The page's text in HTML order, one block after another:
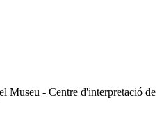
Museu - Centre d'interpretació de